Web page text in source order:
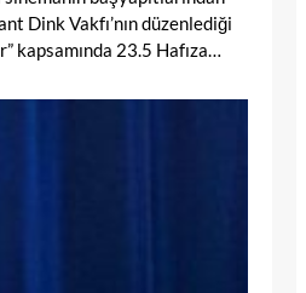
Dink Vakfı’nın düzenlediği
kapsamında 23.5 Hafıza…